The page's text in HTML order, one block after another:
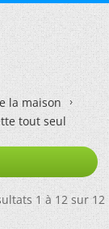
la maison
tout seul
1 à 12 sur 12